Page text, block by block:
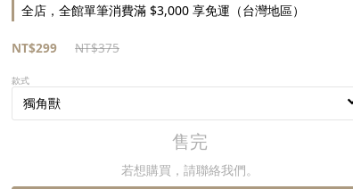
全店，全館單筆消費滿 $3,000 享免運（台灣地區）
NT$375
NT$299
款式
售完
若想購買，請聯絡我們。